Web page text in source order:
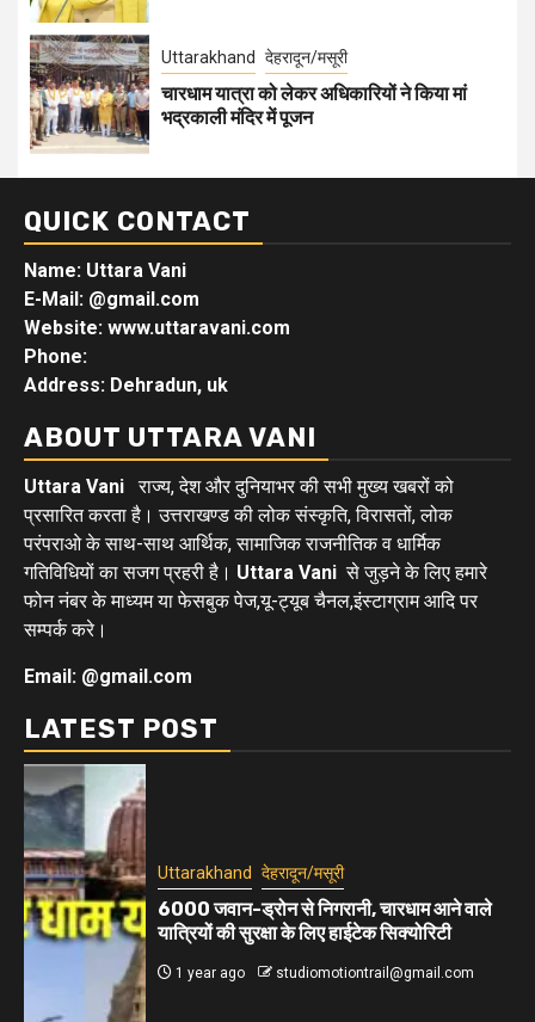
Uttarakhand देहरादून/मसूरी
चारधाम यात्रा को लेकर अधिकारियों ने किया मां
भद्रकाली मंदिर में पूजन
QUICK CONTACT
Name: Uttara Vani
E-Mail: @gmail.com
Website: www.uttaravani.com
Phone:
Address: Dehradun, uk
ABOUT UTTARA VANI
Uttara Vani राज्य, देश और दुनियाभर की सभी मुख्य खबरों को
प्रसारित करता है। उत्तराखण्ड की लोक संस्कृति, विरासतों, लोक
परंपराओ के साथ-साथ आर्थिक, सामाजिक राजनीतिक व धार्मिक
गतिविधियों का सजग प्रहरी है। Uttara Vani से जुड़ने के लिए हमारे
फोन नंबर के माध्यम या फेसबुक पेज,यू-ट्यूब चैनल,इंस्टाग्राम आदि पर
सम्पर्क करे।
Email: @gmail.com
LATEST POST
Uttarakhand देहरादून/मसूरी
6000 जवान-ड्रोन से निगरानी, चारधाम आने वाले
यात्रियों की सुरक्षा के लिए हाईटेक सिक्योरिटी
1 year ago studiomotiontrail@gmail.com